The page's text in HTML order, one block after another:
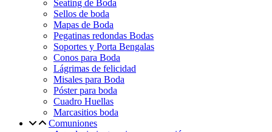
Seating de Boda
Sellos de boda
Mapas de Boda
Pegatinas redondas Bodas
Soportes y Porta Bengalas
Conos para Boda
Lágrimas de felicidad
Misales para Boda
Póster para boda
Cuadro Huellas
Marcasitios boda
Comuniones